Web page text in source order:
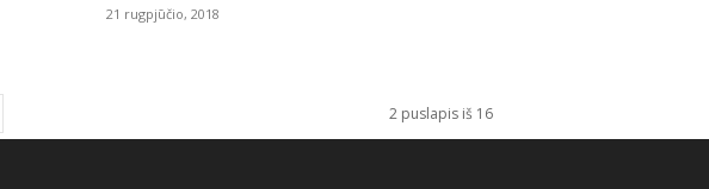
21 rugpjūčio, 2018
2 puslapis iš 16